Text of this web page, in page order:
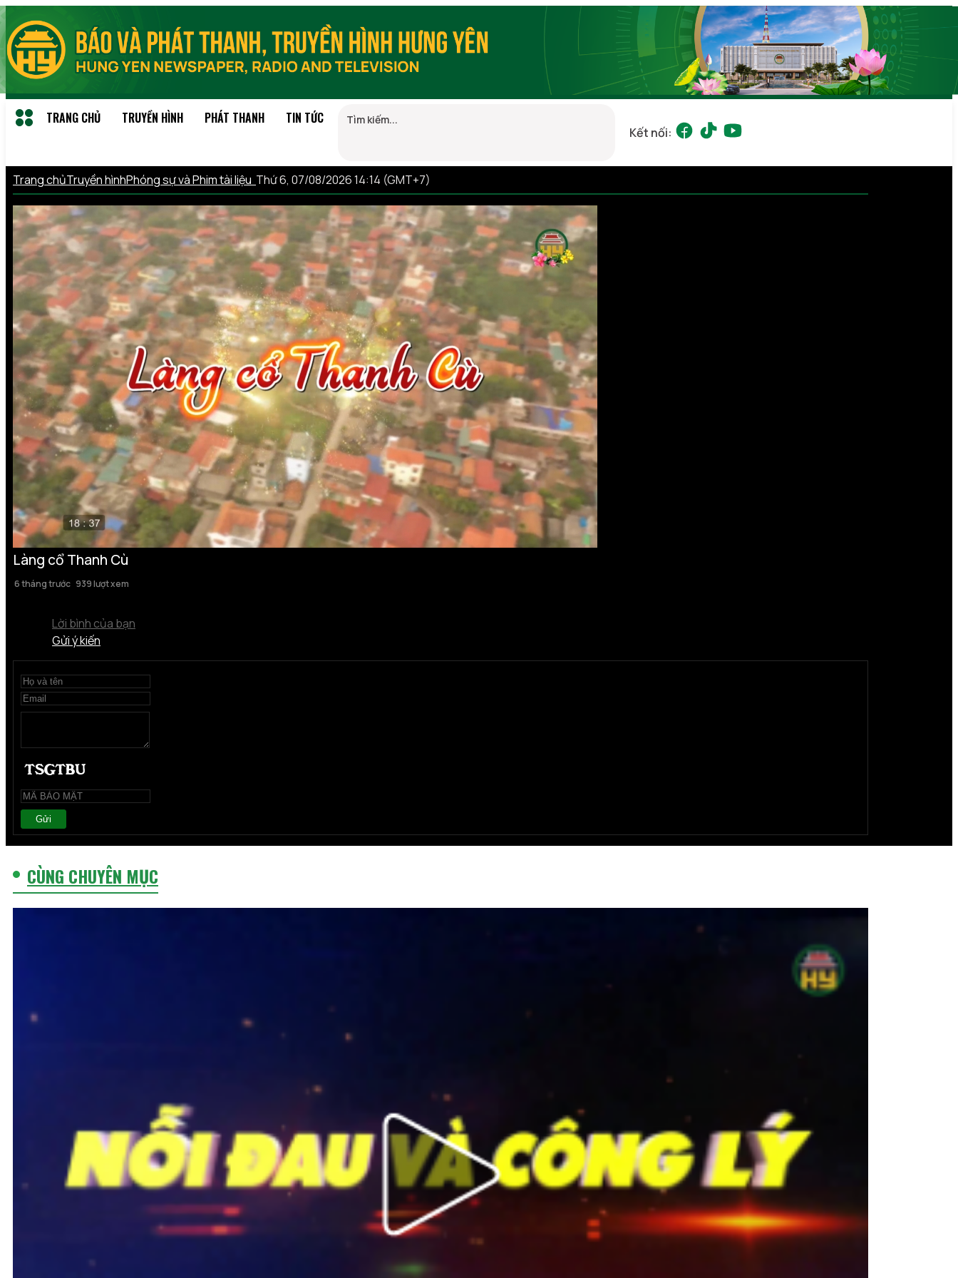
TRANG CHỦ TRUYỀN HÌNH PHÁT THANH TIN TỨC
Kết nối:
Trang chủTruyền hìnhPhóng sự và Phim tài liệu Thứ 6, 07/08/2026 14:14 (GMT+7)
Làng cổ Thanh Cù
6 tháng trước 939 lượt xem
Lời bình của bạn
Gửi ý kiến
Gửi
CÙNG CHUYÊN MỤC